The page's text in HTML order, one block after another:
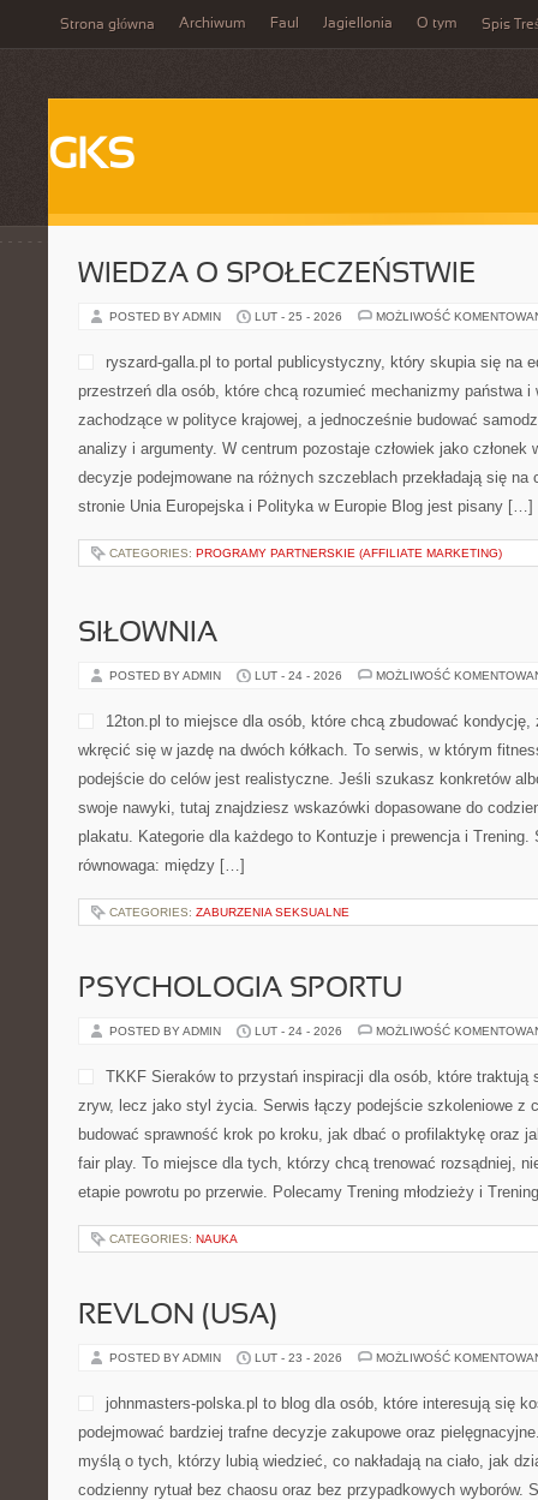
Strona główna Archiwum Faul Jagiellonia O tym Spis
GKS
WIEDZA O SPOŁECZEŃSTWIE
POSTED BY ADMIN LUT - 25 - 2026 MOŻLIWOŚĆ
ryszard-galla.pl to portal publicystyczny, który skupia się na
przestrzeń dla osób, które chcą rozumieć mechanizmy państwa
zachodzące w polityce krajowej, a jednocześnie budować
analizy i argumenty. W centrum pozostaje człowiek jako
decyzje podejmowane na różnych szczeblach przekładają się na
stronie Unia Europejska i Polityka w Europie Blog jest pisany […]
CATEGORIES: PROGRAMY PARTNERSKIE (AFFILIATE MARKETING)
SIŁOWNIA
POSTED BY ADMIN LUT - 24 - 2026 MOŻLIWOŚĆ
12ton.pl to miejsce dla osób, które chcą zbudować kondycję,
wkręcić się w jazdę na dwóch kółkach. To serwis, w którym
podejście do celów jest realistyczne. Jeśli szukasz konkretów
swoje nawyki, tutaj znajdziesz wskazówki dopasowane do
plakatu. Kategorie dla każdego to Kontuzje i prewencja i Trening.
równowaga: między […]
CATEGORIES: ZABURZENIA SEKSUALNE
PSYCHOLOGIA SPORTU
POSTED BY ADMIN LUT - 24 - 2026 MOŻLIWOŚĆ
TKKF Sieraków to przystań inspiracji dla osób, które traktują
zryw, lecz jako styl życia. Serwis łączy podejście szkoleniowe z
budować sprawność krok po kroku, jak dbać o profilaktykę oraz
fair play. To miejsce dla tych, którzy chcą trenować rozsądniej,
etapie powrotu po przerwie. Polecamy Trening młodzieży i
CATEGORIES: NAUKA
REVLON (USA)
POSTED BY ADMIN LUT - 23 - 2026 MOŻLIWOŚĆ
johnmasters-polska.pl to blog dla osób, które interesują się
podejmować bardziej trafne decyzje zakupowe oraz
myślą o tych, którzy lubią wiedzieć, co nakładają na ciało, jak
codzienny rytuał bez chaosu oraz bez przypadkowych wyborów.